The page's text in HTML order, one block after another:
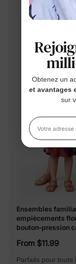
Ensembles
empiècements
bouton-pression
From $11.99
Parfaits pour toute
Obtenez un
et avantages
sur
Votre
En vous